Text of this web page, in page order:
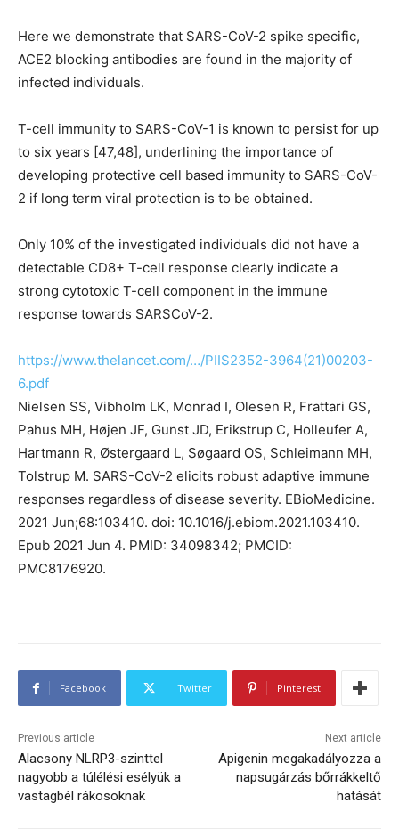
Here we demonstrate that SARS-CoV-2 spike specific,
ACE2 blocking antibodies are found in the majority of
infected individuals.
T-cell immunity to SARS-CoV-1 is known to persist for up
to six years [47,48], underlining the importance of
developing protective cell based immunity to SARS-CoV-
2 if long term viral protection is to be obtained.
Only 10% of the investigated individuals did not have a
detectable CD8+ T-cell response clearly indicate a
strong cytotoxic T-cell component in the immune
response towards SARSCoV-2.
https://www.thelancet.com/…/PIIS2352-3964(21)00203-
6.pdf
Nielsen SS, Vibholm LK, Monrad I, Olesen R, Frattari GS,
Pahus MH, Højen JF, Gunst JD, Erikstrup C, Holleufer A,
Hartmann R, Østergaard L, Søgaard OS, Schleimann MH,
Tolstrup M. SARS-CoV-2 elicits robust adaptive immune
responses regardless of disease severity. EBioMedicine.
2021 Jun;68:103410. doi: 10.1016/j.ebiom.2021.103410.
Epub 2021 Jun 4. PMID: 34098342; PMCID:
PMC8176920.
Facebook Twitter Pinterest
Previous article
Alacsony NLRP3-szinttel
nagyobb a túlélési esélyük a
vastagbél rákosoknak
Next article
Apigenin megakadályozza a
napsugárzás bőrrákkeltő
hatását